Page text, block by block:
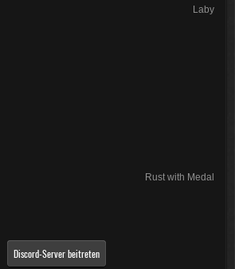
Laby
Rust with Medal
Discord-Server beitreten